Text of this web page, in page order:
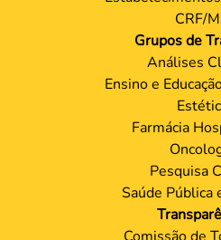
CRF/
Grupos de
Análises
Ensino e
Farmácia
Pesquisa
Saúde Pública
Comissão de